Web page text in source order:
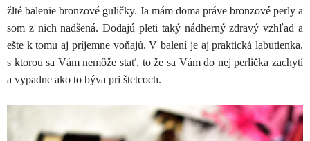
žlté balenie bronzové guličky. Ja mám doma práve bronzové perly a
som z nich nadšená. Dodajú pleti taký nádherný zdravý vzhľad a
ešte k tomu aj príjemne voňajú. V balení je aj praktická labutienka,
s ktorou sa Vám nemôže stať, to že sa Vám do nej perlička zachytí
a vypadne ako to býva pri štetcoch.